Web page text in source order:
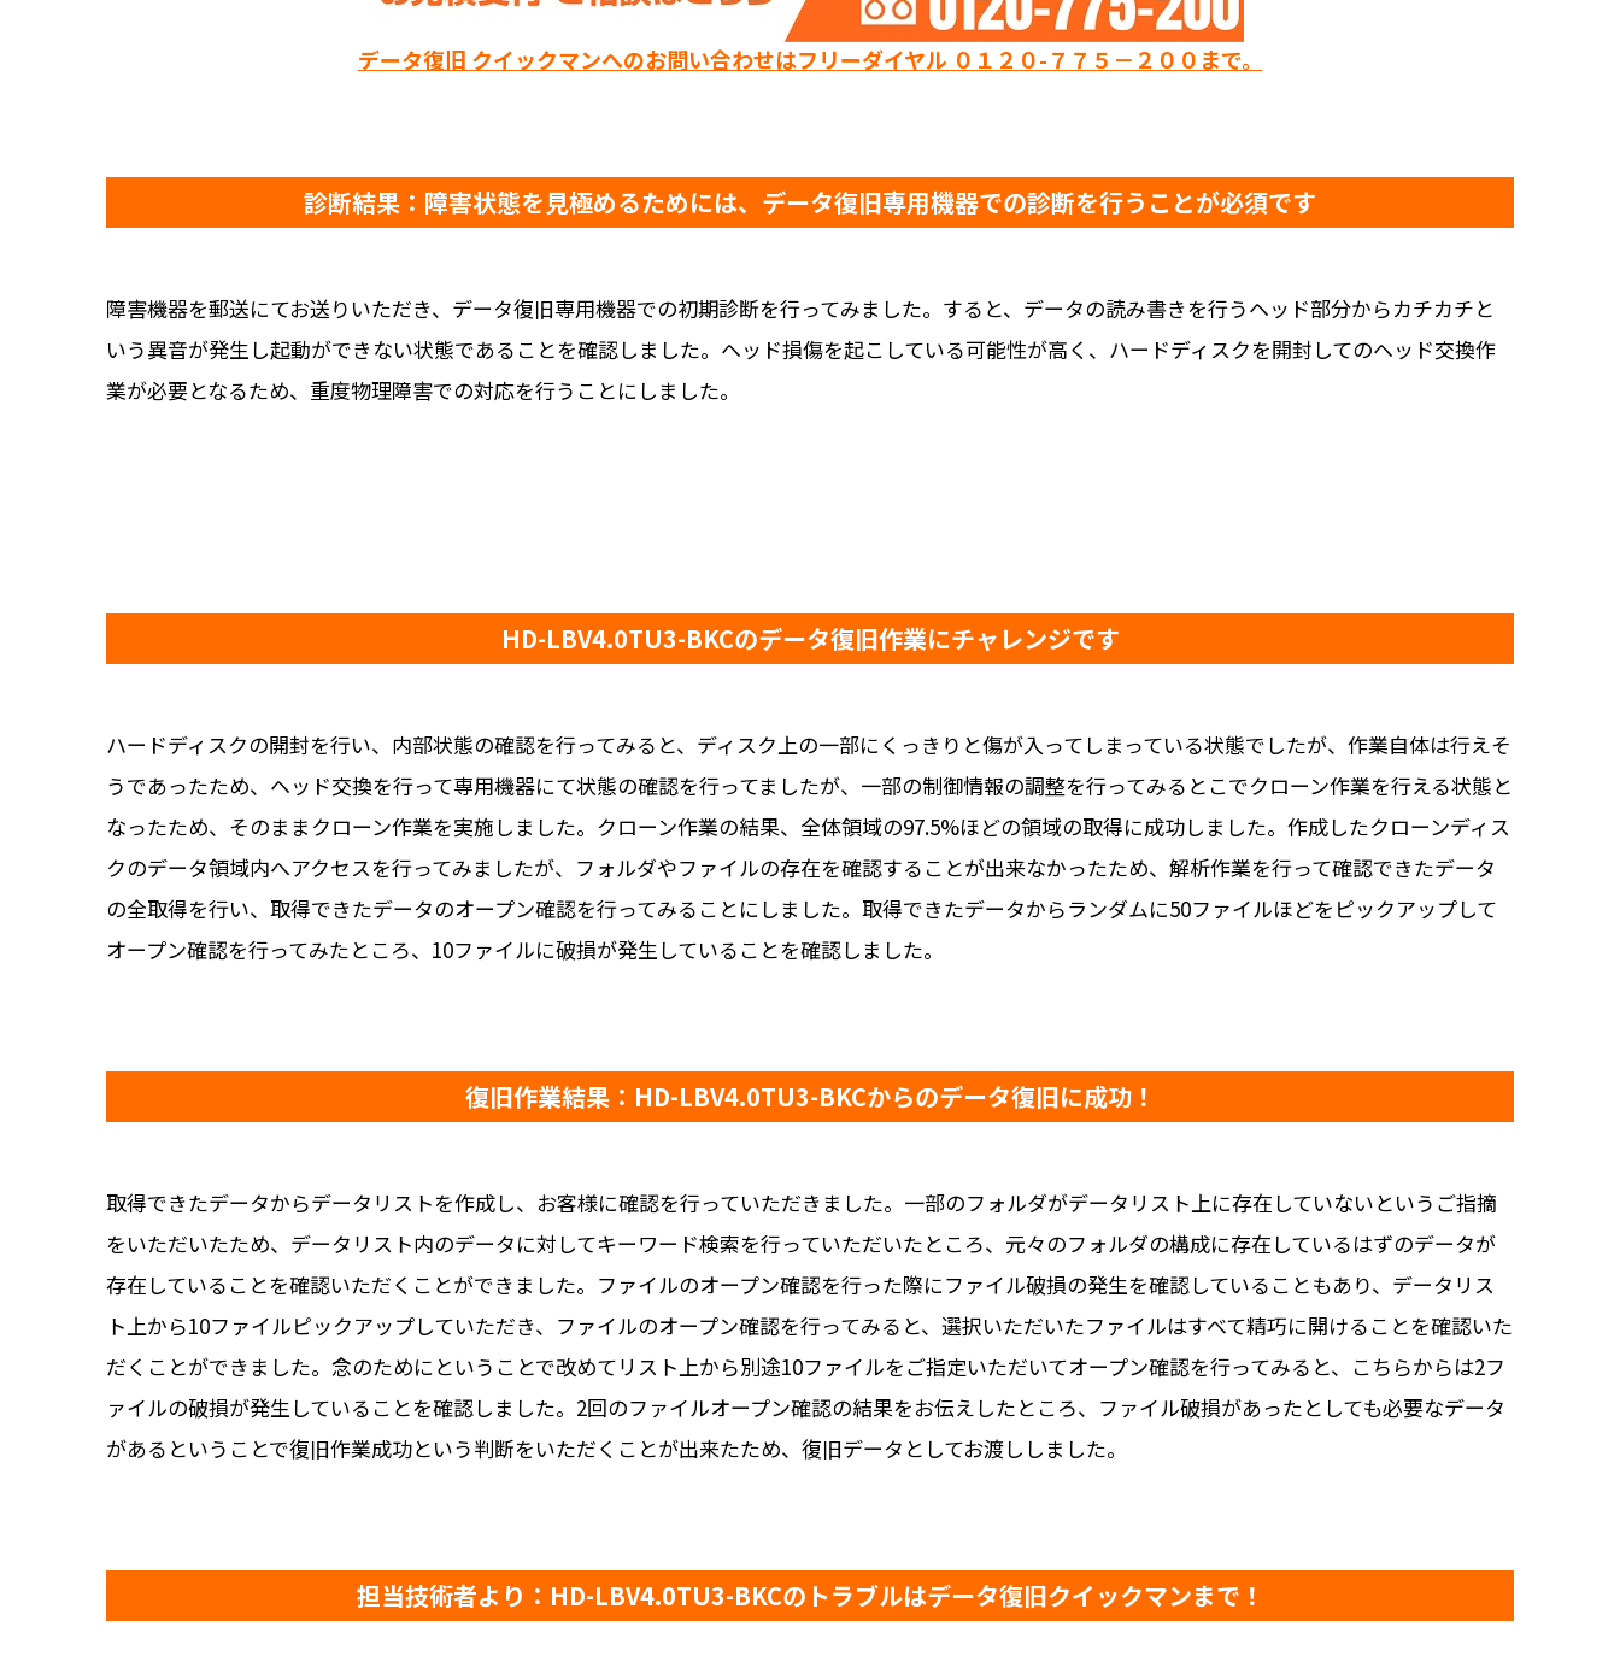
データ復旧 クイックマンへのお問い合わせはフリーダイヤル ０１２０-７７５－２００まで。
診断結果：障害状態を見極めるためには、データ復旧専用機器での診断を行うことが必須です
障害機器を郵送にてお送りいただき、データ復旧専用機器での初期診断を行ってみました。すると、データの読み書きを行うヘッド部分からカチカチと
いう異音が発生し起動ができない状態であることを確認しました。ヘッド損傷を起こしている可能性が高く、ハードディスクを開封してのヘッド交換作
業が必要となるため、重度物理障害での対応を行うことにしました。
HD-LBV4.0TU3-BKCのデータ復旧作業にチャレンジです
ハードディスクの開封を行い、内部状態の確認を行ってみると、ディスク上の一部にくっきりと傷が入ってしまっている状態でしたが、作業自体は行えそ
うであったため、ヘッド交換を行って専用機器にて状態の確認を行ってましたが、一部の制御情報の調整を行ってみるとこでクローン作業を行える状態と
なったため、そのままクローン作業を実施しました。クローン作業の結果、全体領域の97.5%ほどの領域の取得に成功しました。作成したクローンディス
クのデータ領域内へアクセスを行ってみましたが、フォルダやファイルの存在を確認することが出来なかったため、解析作業を行って確認できたデータ
の全取得を行い、取得できたデータのオープン確認を行ってみることにしました。取得できたデータからランダムに50ファイルほどをピックアップして
オープン確認を行ってみたところ、10ファイルに破損が発生していることを確認しました。
復旧作業結果：HD-LBV4.0TU3-BKCからのデータ復旧に成功！
取得できたデータからデータリストを作成し、お客様に確認を行っていただきました。一部のフォルダがデータリスト上に存在していないというご指摘
をいただいたため、データリスト内のデータに対してキーワード検索を行っていただいたところ、元々のフォルダの構成に存在しているはずのデータが
存在していることを確認いただくことができました。ファイルのオープン確認を行った際にファイル破損の発生を確認していることもあり、データリス
ト上から10ファイルピックアップしていただき、ファイルのオープン確認を行ってみると、選択いただいたファイルはすべて精巧に開けることを確認いた
だくことができました。念のためにということで改めてリスト上から別途10ファイルをご指定いただいてオープン確認を行ってみると、こちらからは2フ
ァイルの破損が発生していることを確認しました。2回のファイルオープン確認の結果をお伝えしたところ、ファイル破損があったとしても必要なデータ
があるということで復旧作業成功という判断をいただくことが出来たため、復旧データとしてお渡ししました。
担当技術者より：HD-LBV4.0TU3-BKCのトラブルはデータ復旧クイックマンまで！